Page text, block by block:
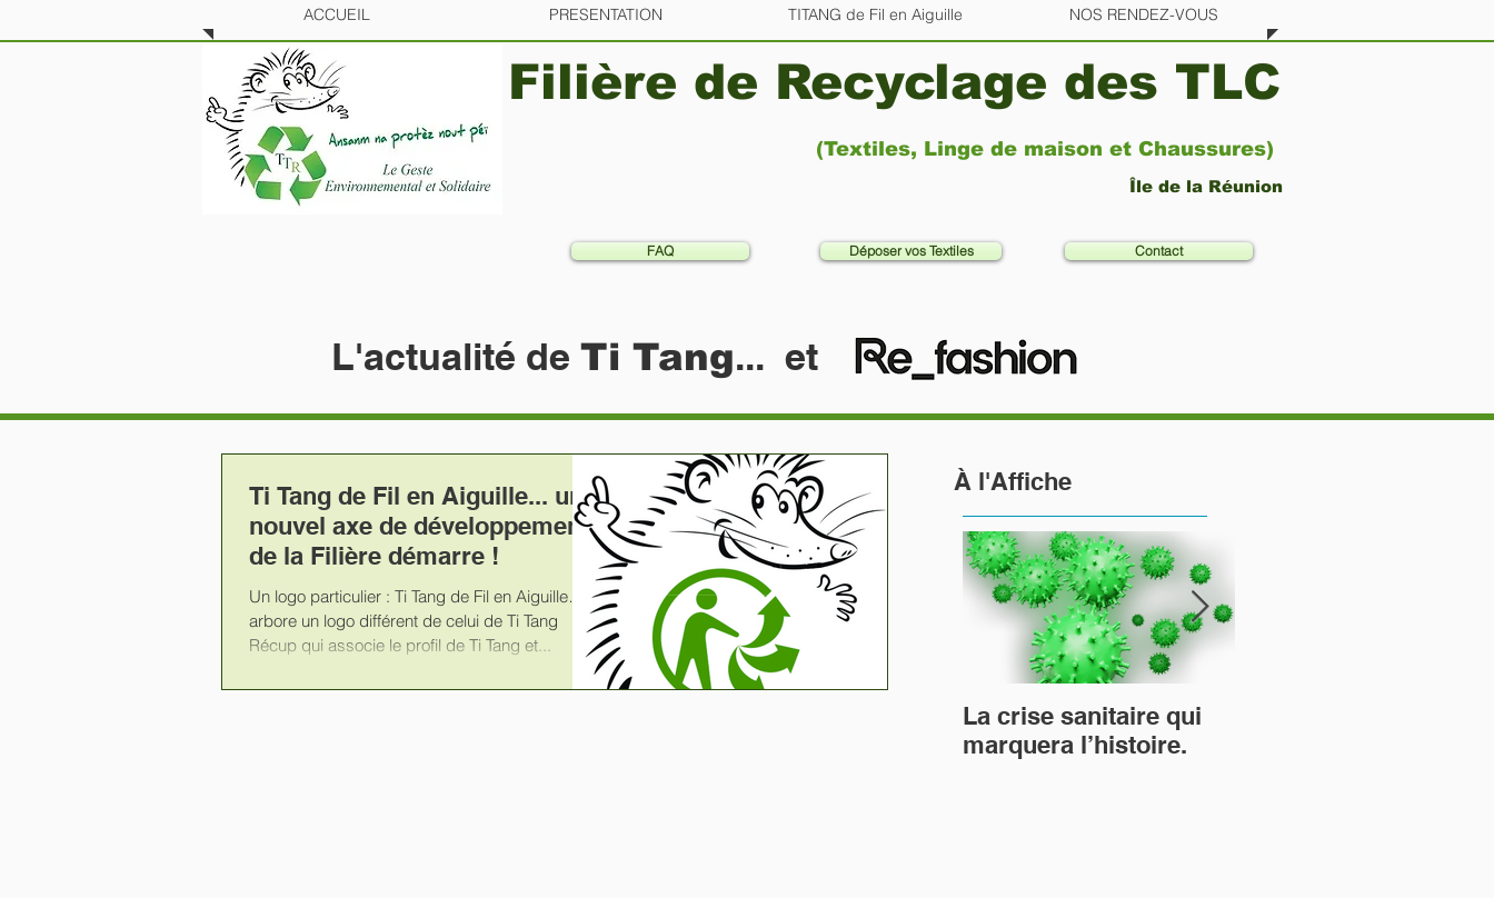
ACCUEIL PRESENTATION TITANG de Fil en Aiguille NOS RENDEZ-VOUS
Filière de Recyclage des TLC
(Textiles, Linge de maison et Chaussures)
Île de la Réunion
FAQ Déposer vos Textiles Contact
L'actualité de Ti Tang... et
Ti Tang de Fil en Aiguille... un
nouvel axe de développement
de la Filière démarre !
Un logo particulier : Ti Tang de Fil en Aiguille…
arbore un logo différent de celui de Ti Tang
Récup qui associe le profil de Ti Tang et...
À l'Affiche
La crise sanitaire qui
marquera l’histoire.